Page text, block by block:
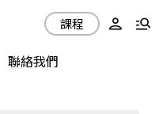
聯絡我們
課程